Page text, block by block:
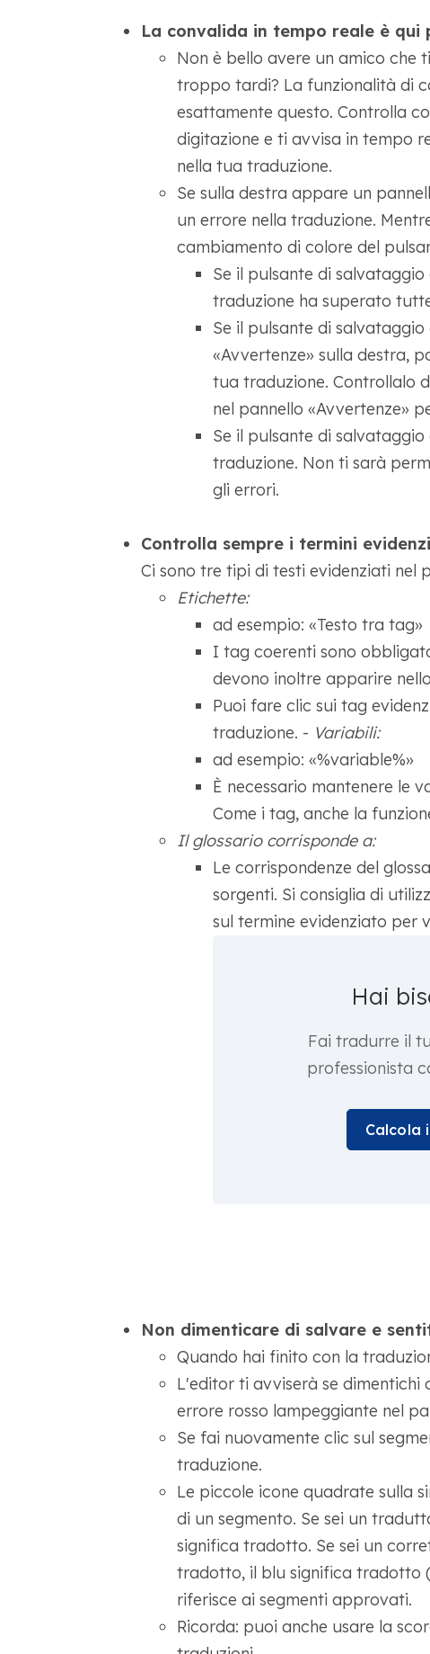
La convalida in tempo reale è qui
Non è bello avere un amico che
troppo tardi? La funzionalità di
esattamente questo. Controlla
digitazione e ti avvisa in tempo
nella tua traduzione.
Se sulla destra appare un
un errore nella traduzione.
cambiamento di colore del
Se il pulsante di
traduzione ha superato
Se il pulsante di
«Avvertenze» sulla destra,
tua traduzione. Controllalo
nel pannello «Avvertenze»
Se il pulsante di
traduzione. Non ti sarà
gli errori.
Controlla sempre i termini
Ci sono tre tipi di testi evidenziati nel
Etichette:
ad esempio: «Testo tra tag»
I tag coerenti sono
devono inoltre apparire
Puoi fare clic sui tag
traduzione. - Variabili:
ad esempio: «%variable%»
È necessario mantenere le
Come i tag, anche la
Il glossario corrisponde a:
Le corrispondenze del
sorgenti. Si consiglia di
sul termine evidenziato per
Hai
Fai tradurre il
professionista
Calcola
Non dimenticare di salvare e
Quando hai finito con la
L'editor ti avviserà se
errore rosso lampeggiante nel
Se fai nuovamente clic sul
traduzione.
Le piccole icone quadrate sulla
di un segmento. Se sei un
significa tradotto. Se sei un
tradotto, il blu significa tradotto
riferisce ai segmenti approvati.
Ricorda: puoi anche usare la